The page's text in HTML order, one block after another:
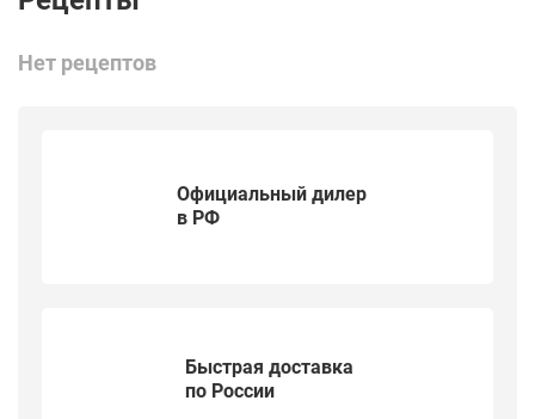
Нет рецептов
Официальный дилер
в РФ
Быстрая доставка
по России